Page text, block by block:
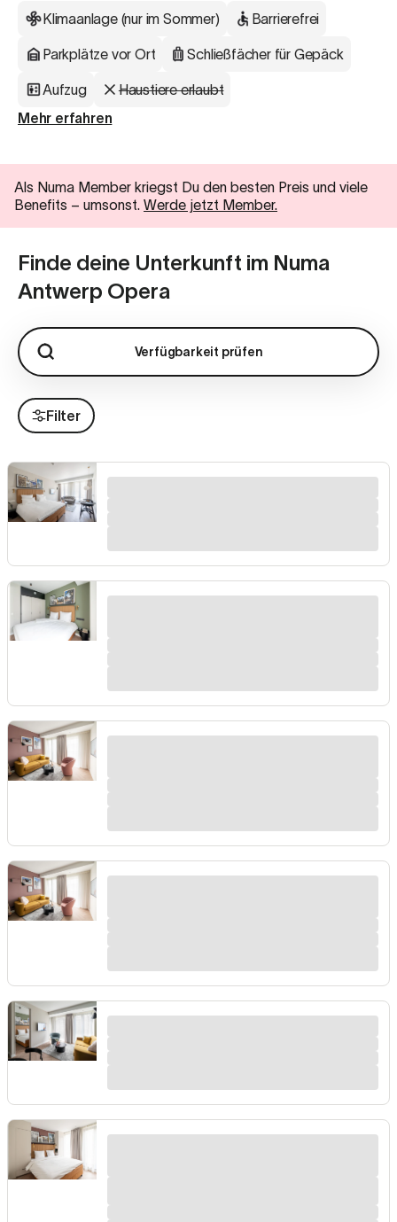
Klimaanlage (nur im Sommer) Barrierefrei
Parkplätze vor Ort Schließfächer für Gepäck
Aufzug
Haustiere erlaubt
Mehr erfahren
Als Numa Member kriegst Du den besten Preis und viele
Benefits – umsonst. Werde jetzt Member.
Finde deine Unterkunft im Numa
Antwerp Opera
Verfügbarkeit prüfen
Filter